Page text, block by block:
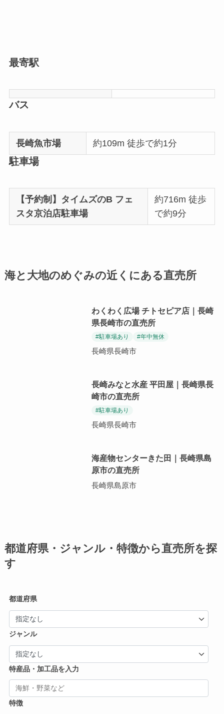
最寄駅
バス
長崎魚市場 約109m 徒歩で約1分
駐車場
【予約制】タイムズのB フェ
スタ京泊店駐車場
約716m 徒歩
で約9分
海と大地のめぐみの近くにある直売所
わくわく広場 チトセピア店｜長崎
県長崎市の直売所
#駐車場あり #年中無休
長崎県長崎市
長崎みなと水産 平田屋｜長崎県長
崎市の直売所
#駐車場あり
長崎県長崎市
海産物センターきた田｜長崎県島
原市の直売所
長崎県島原市
都道府県・ジャンル・特徴から直売所を探
す
都道府県
ジャンル
特産品・加工品を入力
特徴